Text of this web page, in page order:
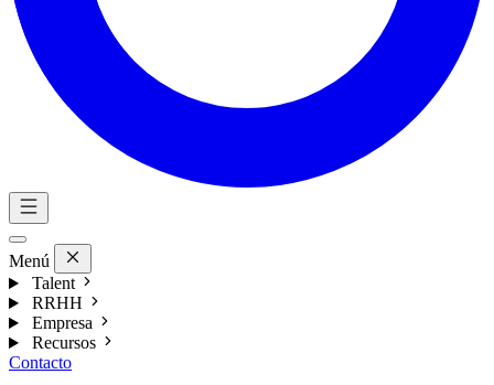
Menú
Talent
RRHH
Empresa
Recursos
Contacto